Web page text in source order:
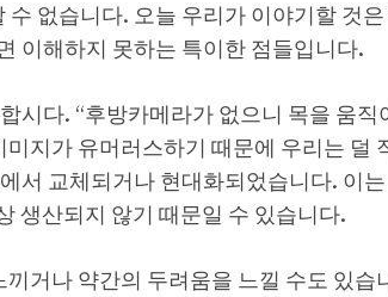
없습니다. 오늘 우리가 이야기할 것
이해하지 못하는 특이한 점들입니다.
시다. “후방카메라가 없으니 목을 움직
지가 유머러스하기 때문에 우리는 덜
서 교체되거나 현대화되었습니다. 이
생산되지 않기 때문일 수 있습니다.
거나 약간의 두려움을 느낄 수도 있습